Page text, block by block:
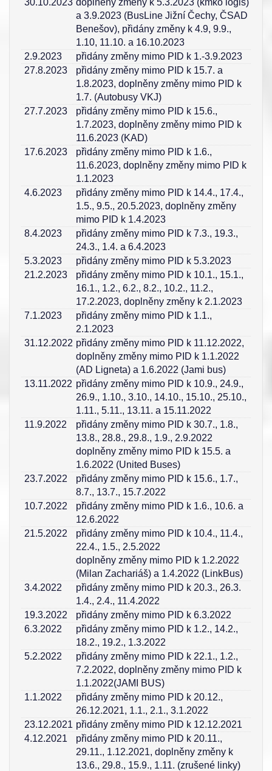
30.10.2023 doplněny změny k 5.3.2023 (kmko logis)
a 3.9.2023 (BusLine Jižní Čechy, ČSAD
Benešov), přidány změny k 4.9, 9.9.,
1.10, 11.10. a 16.10.2023
2.9.2023
přidány změny mimo PID k 1.-3.9.2023
27.8.2023
přidány změny mimo PID k 15.7. a
1.8.2023, doplněny změny mimo PID k
1.7. (Autobusy VKJ)
27.7.2023
přidány změny mimo PID k 15.6.,
1.7.2023, doplněny změny mimo PID k
11.6.2023 (KAD)
17.6.2023
přidány změny mimo PID k 1.6.,
11.6.2023, doplněny změny mimo PID k
1.1.2023
4.6.2023
přidány změny mimo PID k 14.4., 17.4.,
1.5., 9.5., 20.5.2023, doplněny změny
mimo PID k 1.4.2023
8.4.2023
přidány změny mimo PID k 7.3., 19.3.,
24.3., 1.4. a 6.4.2023
5.3.2023
přidány změny mimo PID k 5.3.2023
21.2.2023
přidány změny mimo PID k 10.1., 15.1.,
16.1., 1.2., 6.2., 8.2., 10.2., 11.2.,
17.2.2023, doplněny změny k 2.1.2023
7.1.2023
přidány změny mimo PID k 1.1.,
2.1.2023
31.12.2022 přidány změny mimo PID k 11.12.2022,
doplněny změny mimo PID k 1.1.2022
(AD Ligneta) a 1.6.2022 (Jami bus)
13.11.2022 přidány změny mimo PID k 10.9., 24.9.,
26.9., 1.10., 3.10., 14.10., 15.10., 25.10.,
1.11., 5.11., 13.11. a 15.11.2022
11.9.2022
přidány změny mimo PID k 30.7., 1.8.,
13.8., 28.8., 29.8., 1.9., 2.9.2022
doplněny změny mimo PID k 15.5. a
1.6.2022 (United Buses)
23.7.2022
přidány změny mimo PID k 15.6., 1.7.,
8.7., 13.7., 15.7.2022
10.7.2022
přidány změny mimo PID k 1.6., 10.6. a
12.6.2022
21.5.2022
přidány změny mimo PID k 10.4., 11.4.,
22.4., 1.5., 2.5.2022
doplněny změny mimo PID k 1.2.2022
(Milan Zachariáš) a 1.4.2022 (LinkBus)
3.4.2022
přidány změny mimo PID k 20.3., 26.3.
1.4., 2.4., 11.4.2022
19.3.2022
přidány změny mimo PID k 6.3.2022
6.3.2022
přidány změny mimo PID k 1.2., 14.2.,
18.2., 19.2., 1.3.2022
5.2.2022
přidány změny mimo PID k 22.1., 1.2.,
7.2.2022, doplněny změny mimo PID k
1.1.2022(JAMI BUS)
1.1.2022
přidány změny mimo PID k 20.12.,
26.12.2021, 1.1., 2.1., 3.1.2022
23.12.2021 přidány změny mimo PID k 12.12.2021
4.12.2021
přidány změny mimo PID k 20.11.,
29.11., 1.12.2021, doplněny změny k
13.6., 29.8., 15.9., 1.11. (zrušené linky)